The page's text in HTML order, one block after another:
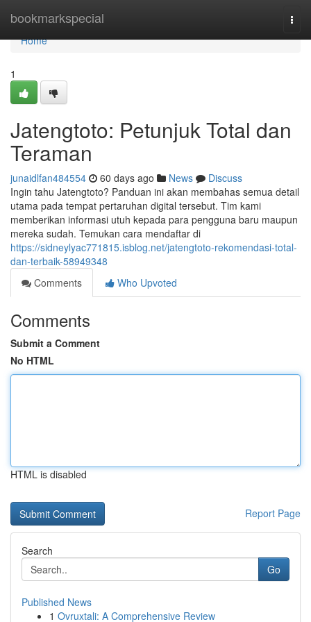
bookmarkspecial
Home
Home
1
Jatengtoto: Petunjuk Total dan
Teraman
junaidlfan484554 60 days ago News
Discuss
Ingin tahu Jatengtoto? Panduan ini akan membahas semua detail
utama pada tempat pertaruhan digital tersebut. Tim kami
memberikan informasi utuh kepada para pengguna baru maupun
mereka sudah. Temukan cara mendaftar di
https://sidneylyac771815.isblog.net/jatengtoto-rekomendasi-total-
dan-terbaik-58949348
Comments
Who Upvoted
Comments
Submit a Comment
No HTML
HTML is disabled
Report Page
Search
Go
Published News
1 Ovruxtali: A Comprehensive Review